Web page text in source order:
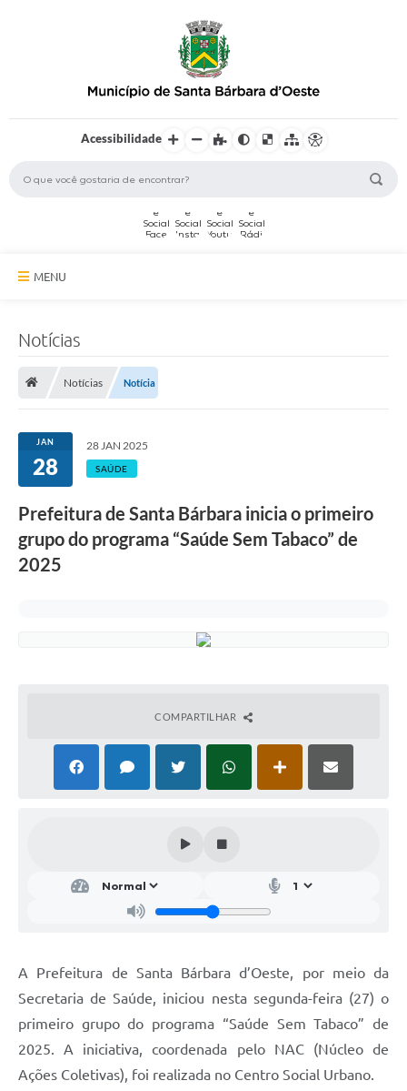
Acessibilidade
MENU
Serviços Online
Transparência
Legislação
Covid-19
Certidão Negativa de Empresa
Lei Aldir Blanc
Principal
Galeria de Fotos
Notícias
Notícias
Notícias Notícia
JAN
28
28 JAN 2025
SAÚDE
Prefeitura de Santa Bárbara inicia o primeiro
grupo do programa “Saúde Sem Tabaco” de
2025
COMPARTILHAR
A Prefeitura de Santa Bárbara d’Oeste, por meio da
Secretaria de Saúde, iniciou nesta segunda-feira (27) o
primeiro grupo do programa “Saúde Sem Tabaco” de
2025. A iniciativa, coordenada pelo NAC (Núcleo de
Ações Coletivas), foi realizada no Centro Social Urbano.